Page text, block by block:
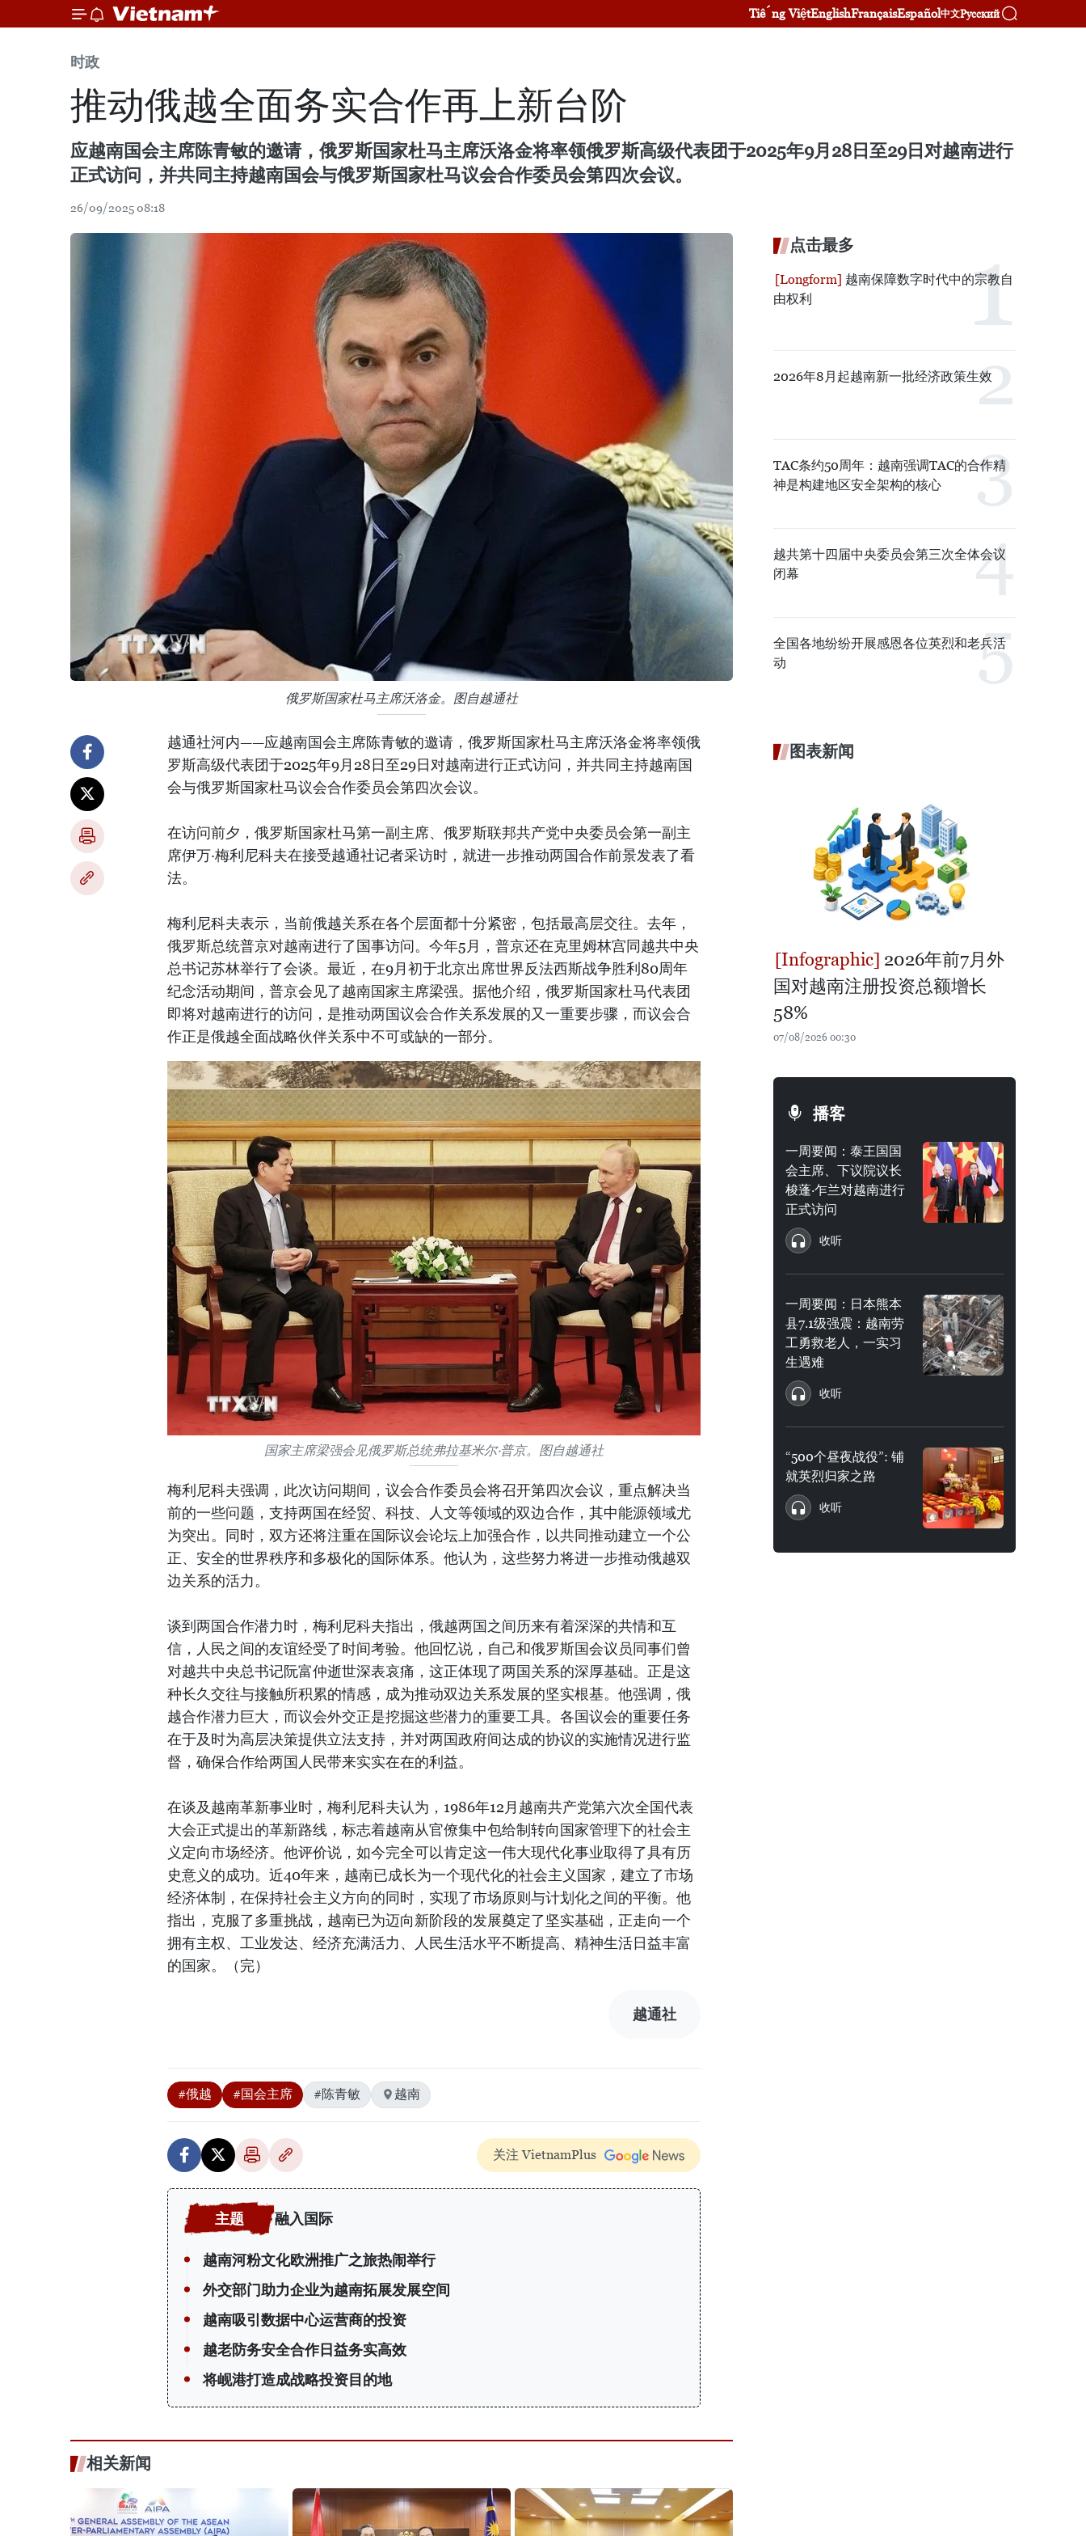
Tiếng ViệtEnglishFrançaisEspañol中文Русский
时政
推动俄越全面务实合作再上新台阶
应越南国会主席陈青敏的邀请，俄罗斯国家杜马主席沃洛金将率领俄罗斯高级代表团于2025年9月28日至29日对越南进行
正式访问，并共同主持越南国会与俄罗斯国家杜马议会合作委员会第四次会议。
26/09/2025 08:18
俄罗斯国家杜马主席沃洛金。图自越通社
越通社河内——应越南国会主席陈青敏的邀请，俄罗斯国家杜马主席沃洛金将率领俄
罗斯高级代表团于2025年9月28日至29日对越南进行正式访问，并共同主持越南国
会与俄罗斯国家杜马议会合作委员会第四次会议。
在访问前夕，俄罗斯国家杜马第一副主席、俄罗斯联邦共产党中央委员会第一副主
席伊万·梅利尼科夫在接受越通社记者采访时，就进一步推动两国合作前景发表了看
法。
梅利尼科夫表示，当前俄越关系在各个层面都十分紧密，包括最高层交往。去年，
俄罗斯总统普京对越南进行了国事访问。今年5月，普京还在克里姆林宫同越共中央
总书记苏林举行了会谈。最近，在9月初于北京出席世界反法西斯战争胜利80周年
纪念活动期间，普京会见了越南国家主席梁强。据他介绍，俄罗斯国家杜马代表团
即将对越南进行的访问，是推动两国议会合作关系发展的又一重要步骤，而议会合
作正是俄越全面战略伙伴关系中不可或缺的一部分。
国家主席梁强会见俄罗斯总统弗拉基米尔·普京。图自越通社
梅利尼科夫强调，此次访问期间，议会合作委员会将召开第四次会议，重点解决当
前的一些问题，支持两国在经贸、科技、人文等领域的双边合作，其中能源领域尤
为突出。同时，双方还将注重在国际议会论坛上加强合作，以共同推动建立一个公
正、安全的世界秩序和多极化的国际体系。他认为，这些努力将进一步推动俄越双
边关系的活力。
谈到两国合作潜力时，梅利尼科夫指出，俄越两国之间历来有着深深的共情和互
信，人民之间的友谊经受了时间考验。他回忆说，自己和俄罗斯国会议员同事们曾
对越共中央总书记阮富仲逝世深表哀痛，这正体现了两国关系的深厚基础。正是这
种长久交往与接触所积累的情感，成为推动双边关系发展的坚实根基。他强调，俄
越合作潜力巨大，而议会外交正是挖掘这些潜力的重要工具。各国议会的重要任务
在于及时为高层决策提供立法支持，并对两国政府间达成的协议的实施情况进行监
督，确保合作给两国人民带来实实在在的利益。
在谈及越南革新事业时，梅利尼科夫认为，1986年12月越南共产党第六次全国代表
大会正式提出的革新路线，标志着越南从官僚集中包给制转向国家管理下的社会主
义定向市场经济。他评价说，如今完全可以肯定这一伟大现代化事业取得了具有历
史意义的成功。近40年来，越南已成长为一个现代化的社会主义国家，建立了市场
经济体制，在保持社会主义方向的同时，实现了市场原则与计划化之间的平衡。他
指出，克服了多重挑战，越南已为迈向新阶段的发展奠定了坚实基础，正走向一个
拥有主权、工业发达、经济充满活力、人民生活水平不断提高、精神生活日益丰富
的国家。（完）
越通社
#俄越 #国会主席 #陈青敏 越南
关注 VietnamPlus
融入国际
越南河粉文化欧洲推广之旅热闹举行
外交部门助力企业为越南拓展发展空间
越南吸引数据中心运营商的投资
越老防务安全合作日益务实高效
将岘港打造成战略投资目的地
相关新闻
点击最多
越南保障数字时代中的宗教自
由权利
2026年8月起越南新一批经济政策生效
TAC条约50周年：越南强调TAC的合作精
神是构建地区安全架构的核心
越共第十四届中央委员会第三次全体会议
闭幕
全国各地纷纷开展感恩各位英烈和老兵活
动
图表新闻
2026年前7月外
国对越南注册投资总额增长
58%
07/08/2026 00:30
播客
一周要闻：泰王国国
会主席、下议院议长
梭蓬·乍兰对越南进行
正式访问
收听
一周要闻：日本熊本
县7.1级强震：越南劳
工勇救老人，一实习
生遇难
收听
“500个昼夜战役”: 铺
就英烈归家之路
收听